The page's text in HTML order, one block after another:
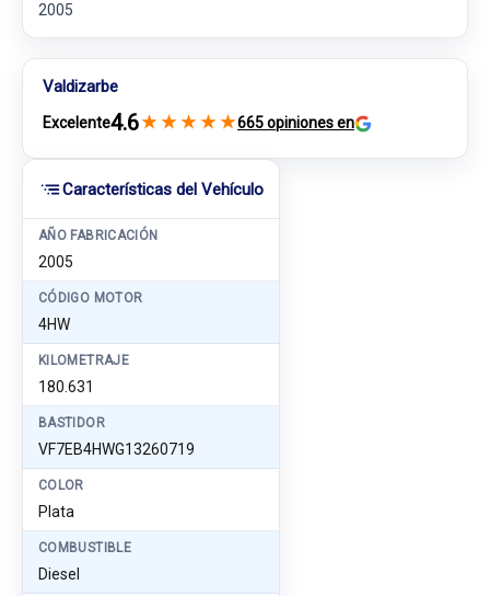
Características del Vehículo
AÑO FABRICACIÓN
2005
CÓDIGO MOTOR
4HW
KILOMETRAJE
180.631
BASTIDOR
VF7EB4HWG13260719
COLOR
Plata
COMBUSTIBLE
Diesel
2005
Valdizarbe
Excelente4.6★ ★ ★ ★ ★665 opiniones en